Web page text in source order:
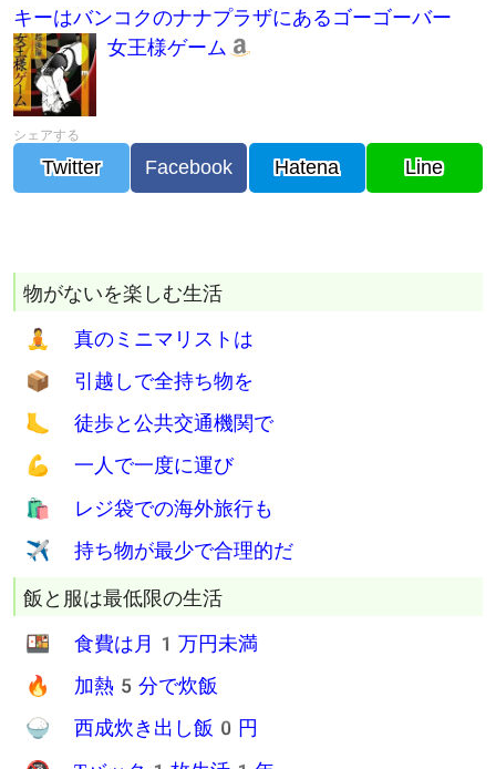
女王様ゲーム
Twitter Facebook
物がないを楽しむ生活